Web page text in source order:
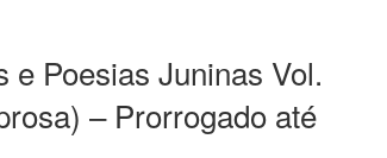
Poesias Juninas Vol.
– Prorrogado até